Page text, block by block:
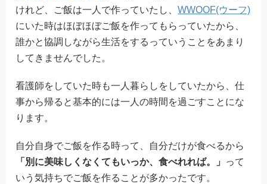
けれど、ご飯は一人で作っていたし、WWOOF(ウーフ)
にいた時はほぼほぼご飯を作ってもらっていたから、
誰かと協調しながら生活をするっていうことをあまり
してきませんでした。
看護師をしていた時も一人暮らしをしていたから、仕
事から帰ると基本的には一人の時間を過ごすことにな
ります。
自分自身でご飯を作る時って、自分だけが食べるから
「別に美味しくなくてもいっか、食べれれば。」 って
いう気持ちでご飯を作ることが多かったです。